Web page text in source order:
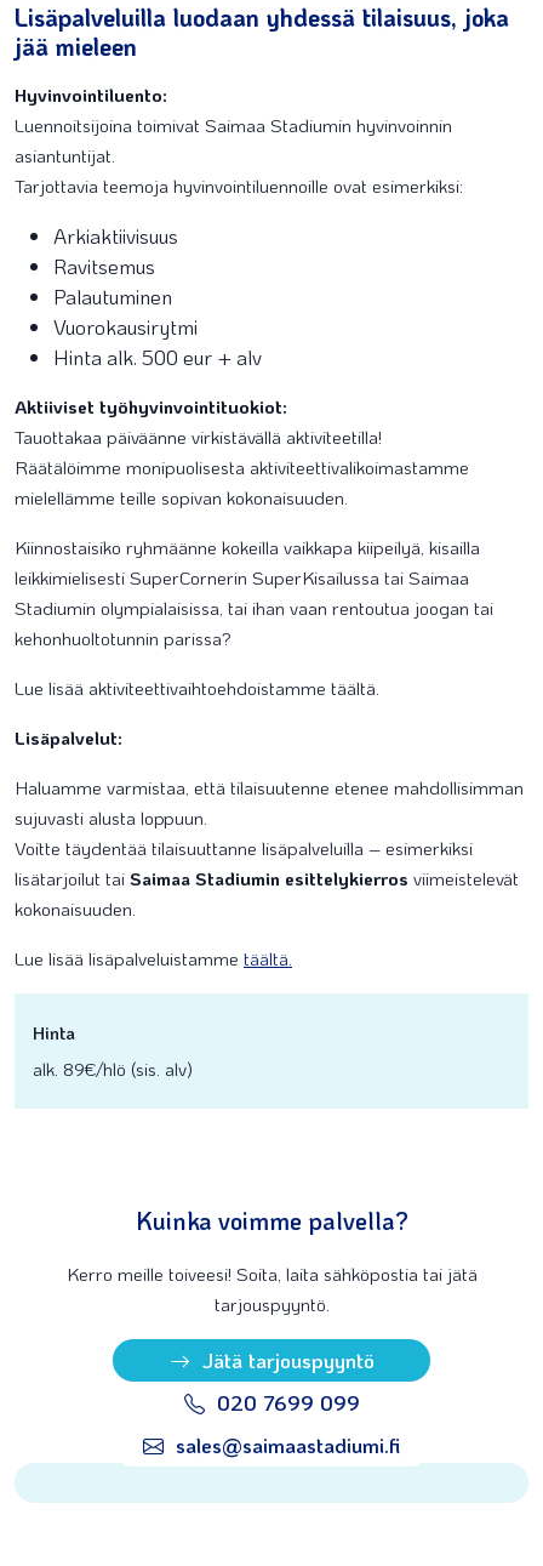
Lisäpalveluilla luodaan yhdessä tilaisuus, joka
jää mieleen
Hyvinvointiluento:
Luennoitsijoina toimivat Saimaa Stadiumin hyvinvoinnin
asiantuntijat.
Tarjottavia teemoja hyvinvointiluennoille ovat esimerkiksi:
Arkiaktiivisuus
Ravitsemus
Palautuminen
Vuorokausirytmi
Hinta alk. 500 eur + alv
Aktiiviset työhyvinvointituokiot:
Tauottakaa päiväänne virkistävällä aktiviteetilla!
Räätälöimme monipuolisesta aktiviteettivalikoimastamme
mielellämme teille sopivan kokonaisuuden.
Kiinnostaisiko ryhmäänne kokeilla vaikkapa kiipeilyä, kisailla
leikkimielisesti SuperCornerin SuperKisailussa tai Saimaa
Stadiumin olympialaisissa, tai ihan vaan rentoutua joogan tai
kehonhuoltotunnin parissa?
Lue lisää aktiviteettivaihtoehdoistamme täältä.
Lisäpalvelut:
Haluamme varmistaa, että tilaisuutenne etenee mahdollisimman
sujuvasti alusta loppuun.
Voitte täydentää tilaisuuttanne lisäpalveluilla – esimerkiksi
lisätarjoilut tai Saimaa Stadiumin esittelykierros viimeistelevät
kokonaisuuden.
Lue lisää lisäpalveluistamme täältä.
Hinta
alk. 89€/hlö (sis. alv)
Kuinka voimme palvella?
Kerro meille toiveesi! Soita, laita sähköpostia tai jätä
tarjouspyyntö.
Jätä tarjouspyyntö
020 7699 099
sales@saimaastadiumi.fi